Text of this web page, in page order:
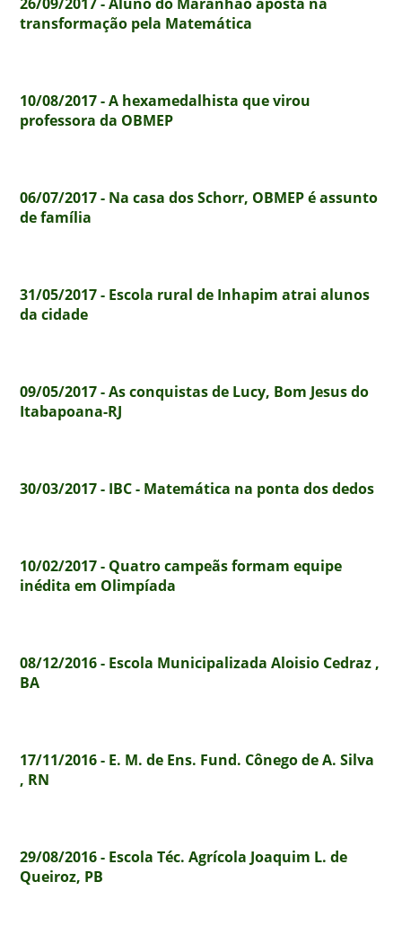
transformação pela Matemática
10/08/2017 - A hexamedalhista que virou
professora da OBMEP
06/07/2017 - Na casa dos Schorr, OBMEP é assunto
de família
31/05/2017 - Escola rural de Inhapim atrai alunos
da cidade
09/05/2017 - As conquistas de Lucy, Bom Jesus do
Itabapoana-RJ
30/03/2017 - IBC - Matemática na ponta dos dedos
10/02/2017 - Quatro campeãs formam equipe
inédita em Olimpíada
08/12/2016 - Escola Municipalizada Aloisio Cedraz ,
BA
17/11/2016 - E. M. de Ens. Fund. Cônego de A. Silva
, RN
29/08/2016 - Escola Téc. Agrícola Joaquim L. de
Queiroz, PB